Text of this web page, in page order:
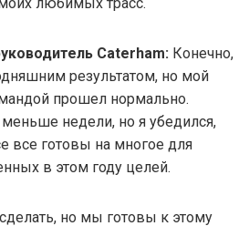
Caterham: Конечно,
результатом, но мой
прошел нормально.
недели, но я убедился,
все готовы на многое для
в этом году целей.
но мы готовы к этому